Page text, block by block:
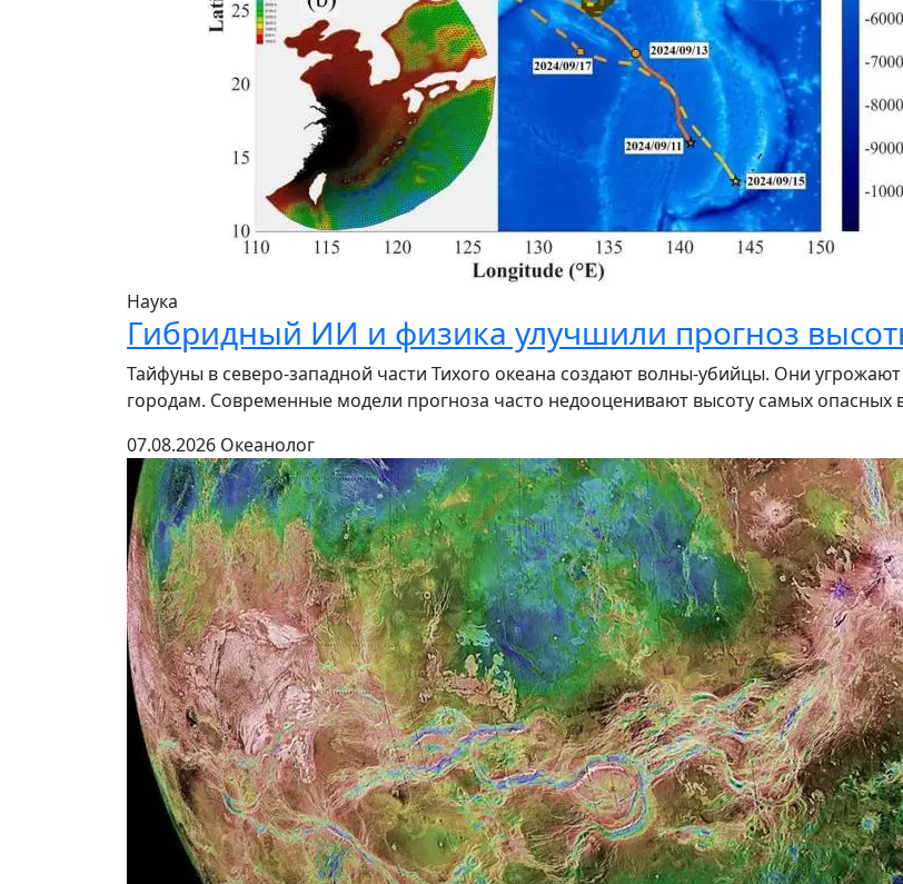
Наука
Гибридный ИИ и физика улучшили прогноз
Тайфуны в северо-западной части Тихого океана создают волны-убийцы. Они
городам. Современные модели прогноза часто недооценивают высоту самых
07.08.2026 Океанолог